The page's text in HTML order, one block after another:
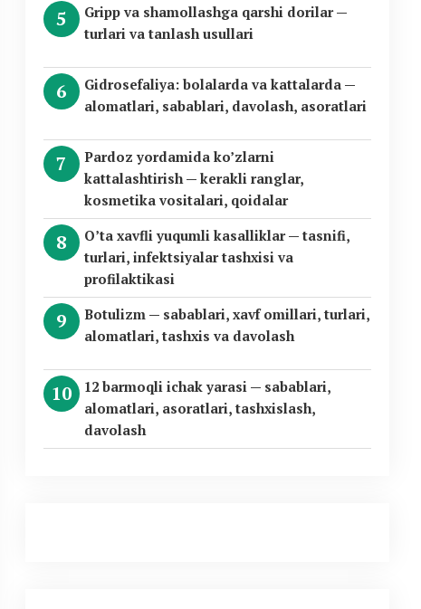
Gripp va shamollashga qarshi dorilar —
turlari va tanlash usullari
Gidrosefaliya: bolalarda va kattalarda —
alomatlari, sabablari, davolash, asoratlari
Pardoz yordamida ko’zlarni
kattalashtirish — kerakli ranglar,
kosmetika vositalari, qoidalar
O’ta xavfli yuqumli kasalliklar — tasnifi,
turlari, infektsiyalar tashxisi va
profilaktikasi
Botulizm — sabablari, xavf omillari, turlari,
alomatlari, tashxis va davolash
12 barmoqli ichak yarasi — sabablari,
alomatlari, asoratlari, tashxislash,
davolash